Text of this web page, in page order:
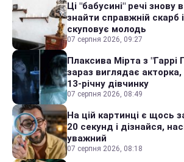
Ці "бабусині" речі знову
знайти справжній скарб
скуповує молодь
07 серпня 2026, 09:27
Плаксива Мірта з "Гаррі
зараз виглядає акторка,
13-річну дівчинку
07 серпня 2026, 08:49
На цій картинці є щось
20 секунд і дізнайся,
уважний
07 серпня 2026, 08:18